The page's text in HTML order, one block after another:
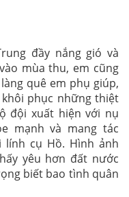
đầy nắng gió và
mùa thu, em cũng
quê em phụ giúp,
phục những thiệt
đội xuất hiện với nụ
mạnh và mang tác
lính cụ Hồ. Hình ảnh
yêu hơn đất nước
biết bao tình quân